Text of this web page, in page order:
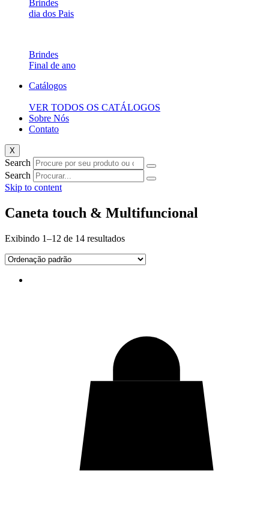
Brindes
dia dos Pais
Brindes
Final de ano
Catálogos
VER TODOS OS CATÁLOGOS
Sobre Nós
Contato
X
Search
Search
Skip to content
Caneta touch & Multifuncional
Exibindo 1–12 de 14 resultados